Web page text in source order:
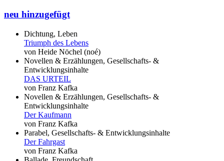
neu hinzugefügt
Dichtung, Leben
Triumph des Lebens
von Heide Nöchel (noé)
Novellen & Erzählungen, Gesellschafts- &
Entwicklungsinhalte
DAS URTEIL
von Franz Kafka
Novellen & Erzählungen, Gesellschafts- &
Entwicklungsinhalte
Der Kaufmann
von Franz Kafka
Parabel, Gesellschafts- & Entwicklungsinhalte
Der Fahrgast
von Franz Kafka